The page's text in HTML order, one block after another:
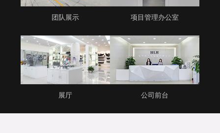
团队展示 项目管理办公室
展厅 公司前台